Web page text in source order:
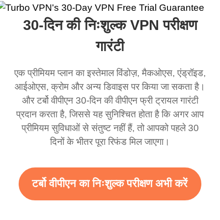
लेकिन मैं सच में इसे एक
धोखाधड़ी समझता था लेकिन
अब जब मैं इसका उपयोग करता
इस पर हैरान हूं और यदि वहाँ
विज्ञापन हैं तो मुझे पता है कि यह
इस अद्भुत VPN का समर्थन
करने के लिए है। सच में आपको
अधिक विज्ञापन देने चाहिए
तेज़ WiFi मिल सके लेकिन सच
में जब मैं इसका उपयोग करता हूं
VPN बहुत अच्छा काम करता
है। यह हर जगह और किसी भी
स्थान से जुड़ता है बिना धीमा
उपलब्ध हैं जिनसे आप स्विच
कर सकते हैं। आसानी से, मेरा
पसंदीदा। सबसे अच्छा हिस्सा,
मैंने अब तक किसी विज्ञापन को
नहीं देखा है क्योंकि मैं मुफ्त सेवा
10/10।
एक बढ़िया
और यह सचमुच कहा कि
विभिन्न स्थान पर था।
30-दिन की निःशुल्क VPN परीक्षण
गारंटी
एक प्रीमियम प्लान का इस्तेमाल विंडोज़, मैकओएस, एंड्रॉइड,
आईओएस, क्रोम और अन्य डिवाइस पर किया जा सकता है।
और टर्बो वीपीएन 30-दिन की वीपीएन फ्री ट्रायल गारंटी
प्रदान करता है, जिससे यह सुनिश्चित होता है कि अगर आप
प्रीमियम सुविधाओं से संतुष्ट नहीं हैं, तो आपको पहले 30
दिनों के भीतर पूरा रिफंड मिल जाएगा।
टर्बो वीपीएन का निःशुल्क परीक्षण अभी करें